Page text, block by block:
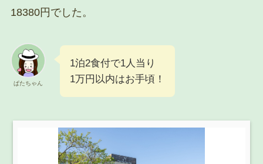
18380円でした。
ぱたちゃん
1泊2食付で1人当り
1万円以内はお手頃！